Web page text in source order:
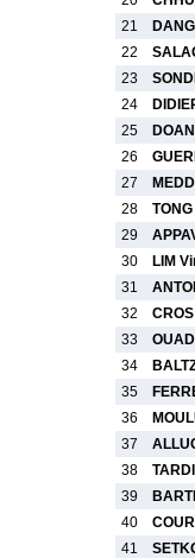
21
22
23
24
25
26
27
28
29
30
LIM
31
32
33
34
35
36
37
38
39
40
41